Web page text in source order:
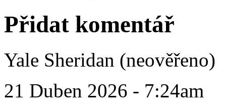
Přidat komentář
Yale Sheridan (neověřeno)
21 Duben 2026 - 7:24am